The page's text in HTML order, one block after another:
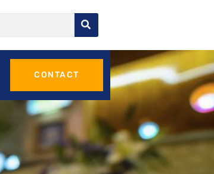
CONTACT